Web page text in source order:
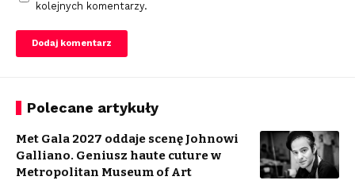
kolejnych komentarzy.
Polecane artykuły
Met Gala 2027 oddaje scenę Johnowi
Galliano. Geniusz haute cuture w
Metropolitan Museum of Art